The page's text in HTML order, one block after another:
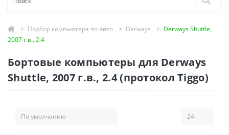
Подбор компьютера по авто Derways
Derways Shuttle,
2007 г.в., 2.4
Бортовые компьютеры для Derways
Shuttle, 2007 г.в., 2.4 (протокол Tiggo)